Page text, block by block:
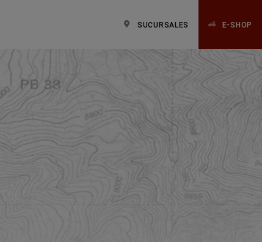
SUCURSALES E-SHOP